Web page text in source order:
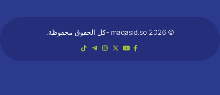
© 2026 maqasid.so -كل الحقوق محفوظة.